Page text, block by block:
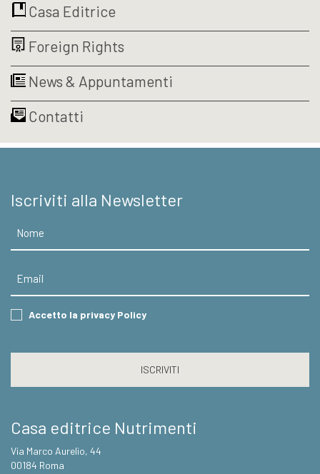
da
€19,00
Casa Editrice
Foreign Rights
News & Appuntamenti
Contatti
Iscriviti alla Newsletter
Consent
Accetto la privacy Policy
Casa editrice Nutrimenti
Via Marco Aurelio, 44
00184 Roma